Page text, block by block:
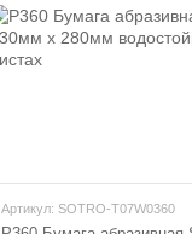
Артикул: SOTRO-T07W0360